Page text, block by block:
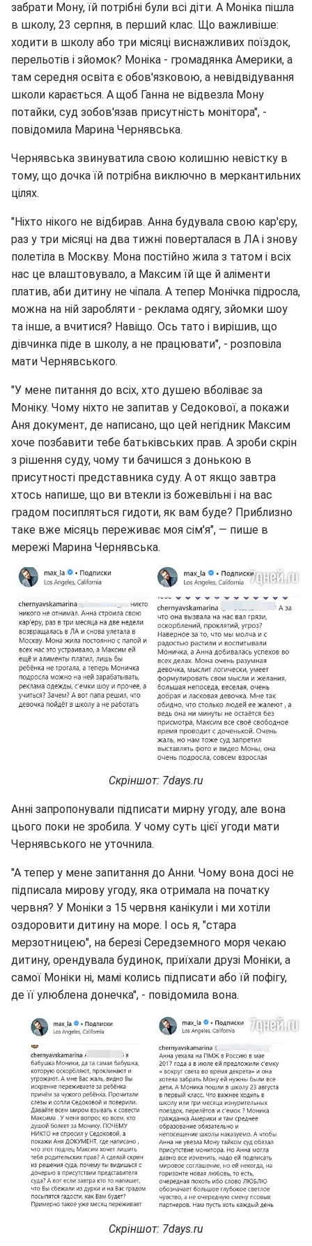
забрати Мону, їй потрібні були всі діти. А Моніка пішла
в школу, 23 серпня, в перший клас. Що важливіше:
ходити в школу або три місяці виснажливих поїздок,
перельотів і зйомок? Моніка - громадянка Америки, а
там середня освіта є обов'язковою, а невідвідування
школи карається. А щоб Ганна не відвезла Мону
потайки, суд зобов'язав присутність монітора", -
повідомила Марина Чернявська.
Чернявська звинуватила свою колишню невістку в
тому, що дочка їй потрібна виключно в меркантильних
цілях.
"Ніхто нікого не відбирав. Анна будувала свою кар'єру,
раз у три місяці на два тижні поверталася в ЛА і знову
полетіла в Москву. Мона постійно жила з татом і всіх
нас це влаштовувало, а Максим їй ще й аліменти
платив, аби дитину не чіпала. А тепер Монічка підросла,
можна на ній заробляти - реклама одягу, зйомки шоу
та інше, а вчитися? Навіщо. Ось тато і вирішив, що
дівчинка піде в школу, а не працювати", - розповіла
мати Чернявського.
"У мене питання до всіх, хто душею вболіває за
Моніку. Чому ніхто не запитав у Седокової, а покажи
Аня документ, де написано, що цей негідник Максим
хоче позбавити тебе батьківських прав. А зроби скрін
з рішення суду, чому ти бачишся з донькою в
присутності представника суду. А от якщо завтра
хтось напише, що ви втекли із божевільні і на вас
градом посипляться гидоти, як вам буде? Приблизно
таке вже місяць переживає моя сім'я", — пише в
мережі Марина Чернявська.
Скріншот: 7days.ru
Анні запропонували підписати мирну угоду, але вона
цього поки не зробила. У чому суть цієї угоди мати
Чернявського не уточнила.
"А тепер у мене запитання до Анни. Чому вона досі не
підписала мирову угоду, яка отримала на початку
червня? У Моніки з 15 червня канікули і ми хотіли
оздоровити дитину на море. І ось я, "стара
мерзотницею", на березі Середземного моря чекаю
дитину, орендувала будинок, приїхали друзі Моніки, а
самої Моніки ні, мамі колись підписати або їй пофігу,
де її улюблена донечка", - повідомила вона.
Скріншот: 7days.ru